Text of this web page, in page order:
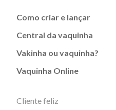
Como criar e lançar
Central da vaquinha
Vakinha ou vaquinha?
Vaquinha Online
Cliente feliz